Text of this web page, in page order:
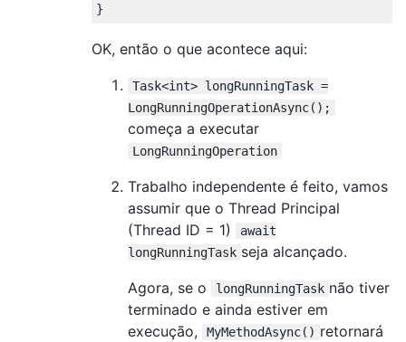
}
OK, então o que acontece aqui:
Task<int> longRunningTask =
LongRunningOperationAsync();
começa a executar
LongRunningOperation
Trabalho independente é feito, vamos
assumir que o Thread Principal
(Thread ID = 1)
await
longRunningTask seja alcançado.
Agora, se o
longRunningTask não tiver
terminado e ainda estiver em
execução,
MyMethodAsync() retornará